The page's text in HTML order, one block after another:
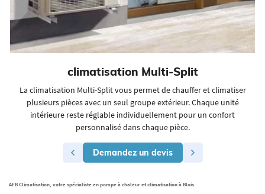
climatisation Multi-Split
La climatisation Multi-Split vous permet de chauffer et climatiser
plusieurs pièces avec un seul groupe extérieur. Chaque unité
intérieure reste réglable individuellement pour un confort
personnalisé dans chaque pièce.
Demandez un devis
AFB Climatisation, votre spécialiste en pompe à chaleur et climatisation à Blois